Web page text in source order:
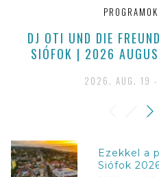
PROGRAMOK
DJ OTI UND DIE
SIÓFOK | 2026
2026. AUG. 19
Ezekkel a
Siófok